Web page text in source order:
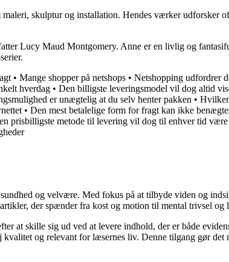
skulptur og installation. Hendes værker udforsker
Lucy Maud Montgomery. Anne er en livlig og
• Mange shopper på netshops • Netshopping udfordrer
hverdag • Den billigste leveringsmodel vil dog altid
er unægtelig at du selv henter pakken •
• Den mest betalelige form for fragt kan ikke
prisbilligste metode til levering vil dog til enhver tid være
og velvære. Med fokus på at tilbyde viden og
der spænder fra kost og motion til mental trivsel og
skille sig ud ved at levere indhold, der er både
og relevant for læsernes liv. Denne tilgang gør